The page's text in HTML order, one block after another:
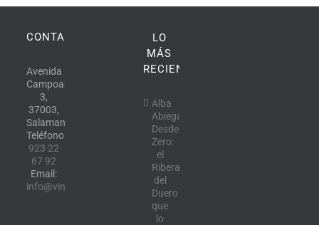
CONTACTO
Avenida
Campoamor,
3,
37003,
Salamanca.
Teléfono:
923 22
67 92
Email:
info@vinotecalavendimia.es
LO
MÁS
RECIENTE
Alba
Abiega
Desde
Zero:
el
Ribera
del
Duero
que
lo